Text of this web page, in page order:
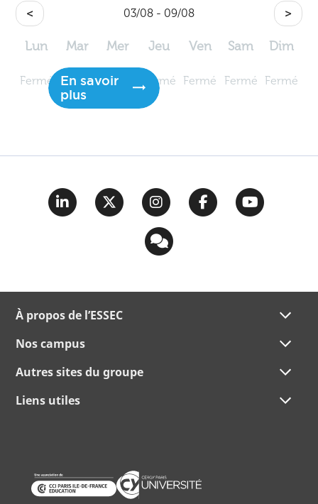
En savoir
plus
>
< 03/08 - 09/08
Lun
Fermé
Mar
Fermé
Mer
Fermé
Jeu
Fermé
Ven
Fermé
Sam
Fermé
Dim
Fermé
À propos de l’ESSEC
Nos campus
Autres sites du groupe
Liens utiles